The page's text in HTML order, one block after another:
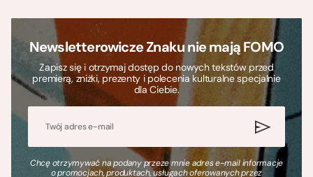
Newsletterowicze Znaku nie mają FOMO
Zapisz się i otrzymaj dostęp do nowych tekstów przed
premierą, zniżki, prezenty i polecenia kulturalne specjalnie
dla Ciebie.
Chcę otrzymywać na podany przeze mnie adres e-mail informacje
o promocjach, produktach, usługach oferowanych przez